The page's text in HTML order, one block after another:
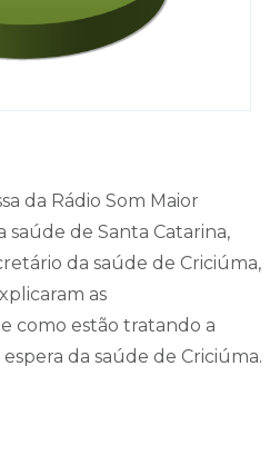
da Rádio Som Maior
de Santa Catarina,
da saúde de Criciúma,
as
como estão tratando a
da saúde de Criciúma.